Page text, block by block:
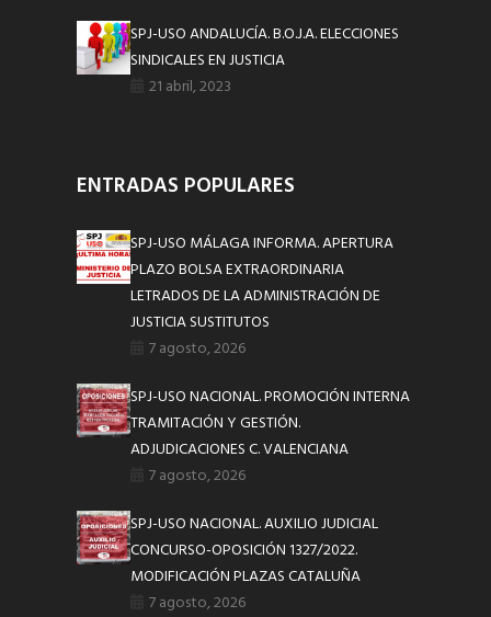
SPJ-USO ANDALUCÍA. B.O.J.A. ELECCIONES
SINDICALES EN JUSTICIA
21 abril, 2023
ENTRADAS POPULARES
SPJ-USO MÁLAGA INFORMA. APERTURA
PLAZO BOLSA EXTRAORDINARIA
LETRADOS DE LA ADMINISTRACIÓN DE
JUSTICIA SUSTITUTOS
7 agosto, 2026
SPJ-USO NACIONAL. PROMOCIÓN INTERNA
TRAMITACIÓN Y GESTIÓN.
ADJUDICACIONES C. VALENCIANA
7 agosto, 2026
SPJ-USO NACIONAL. AUXILIO JUDICIAL
CONCURSO-OPOSICIÓN 1327/2022.
MODIFICACIÓN PLAZAS CATALUÑA
7 agosto, 2026